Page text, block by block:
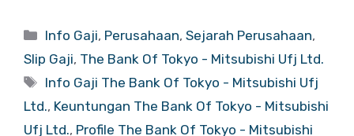
Categories
Info Gaji, Perusahaan,Sejarah Perusahaan,
Slip Gaji, The Bank Of Tokyo - Mitsubishi Ufj Ltd.
Tags
Info Gaji The Bank Of Tokyo - Mitsubishi Ufj
Ltd., Keuntungan The Bank Of Tokyo - Mitsubishi
Ufj Ltd., Profile The Bank Of Tokyo - Mitsubishi